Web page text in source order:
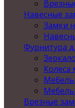
Навесные
Замки
Фурнитура
Колеса
Врезные